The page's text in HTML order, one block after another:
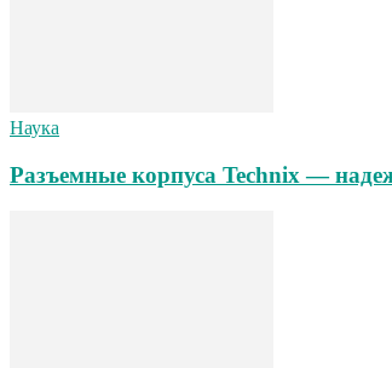
Наука
Разъемные корпуса Technix —